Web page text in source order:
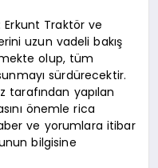
Erkunt Traktör ve
uzun vadeli bakış
olup, tüm
sürdürecektir.
tarafından yapılan
önemle rica
ve yorumlara itibar
bilgisine